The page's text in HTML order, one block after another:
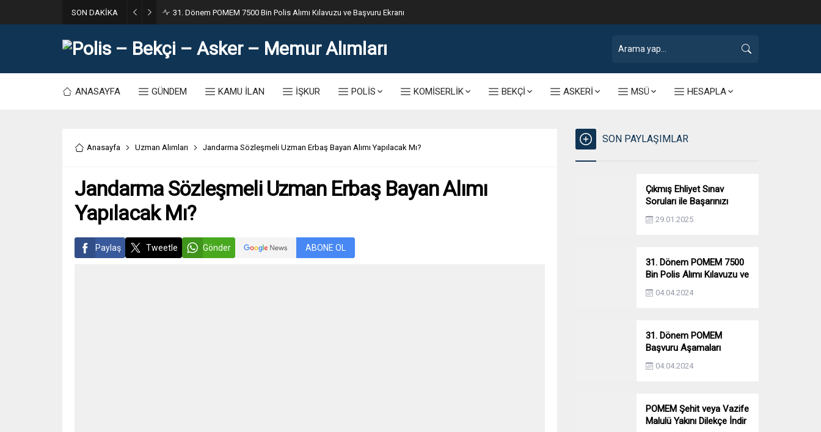
SON DAKİKA 31. Dönem POMEM 7500 Bin Polis Alımı Kılavuzu ve Başvuru Ekranı
ANASAYFA GÜNDEM KAMU İLAN İŞKUR POLİS KOMİSERLİK BEKÇİ ASKERİ MSÜ HESAPLA
Anasayfa Uzman Alımları Jandarma Sözleşmeli Uzman Erbaş Bayan Alımı Yapılacak Mı?
Jandarma Sözleşmeli Uzman Erbaş Bayan Alımı
Yapılacak Mı?
Paylaş Tweetle Gönder ABONE OL
SON PAYLAŞIMLAR
Çıkmış Ehliyet Sınav
Soruları ile Başarınızı
Artırın!
29.01.2025
31. Dönem POMEM 7500
Bin Polis Alımı Kılavuzu ve
Başvuru Ekranı
04.04.2024
31. Dönem POMEM
Başvuru Aşamaları
Nelerdir? Ön Sağlık –
Parkur – Mülakat
04.04.2024
POMEM Şehit veya Vazife
Malulü Yakını Dilekçe İndir